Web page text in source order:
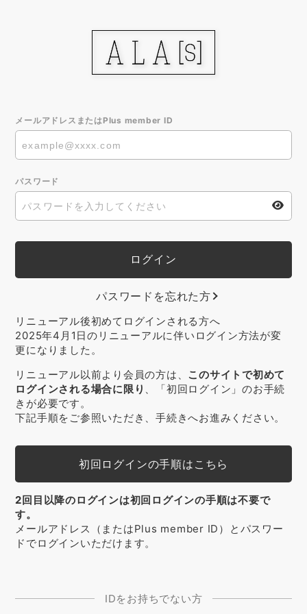
メールアドレスまたはPlus member ID
パスワード
パスワードを忘れた方
リニューアル後初めてログインされる方へ
2025年4月1日のリニューアルに伴いログイン方法が変
更になりました。
リニューアル以前より会員の方は、 このサイトで初めて
ログインされる場合に限り 、「初回ログイン」のお手続
きが必要です。
下記手順をご参照いただき、手続きへお進みください。
初回ログインの手順はこちら
2回目以降のログインは初回ログインの手順は不要で
す。
メールアドレス（またはPlus member ID）とパスワー
ドでログインいただけます。
IDをお持ちでない方